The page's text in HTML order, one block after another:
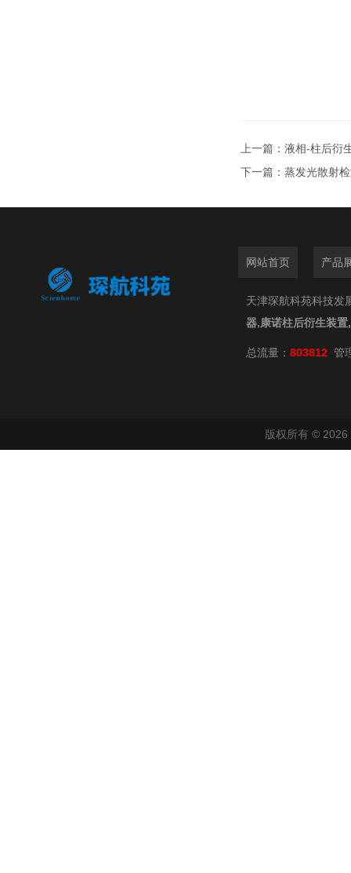
上一篇： 液相-柱后衍
下一篇： 蒸发光散射
网站首页 产品
天津琛航科苑科技发
器,康诺柱后衍生装
总流量： 803812 管
版权所有 ©